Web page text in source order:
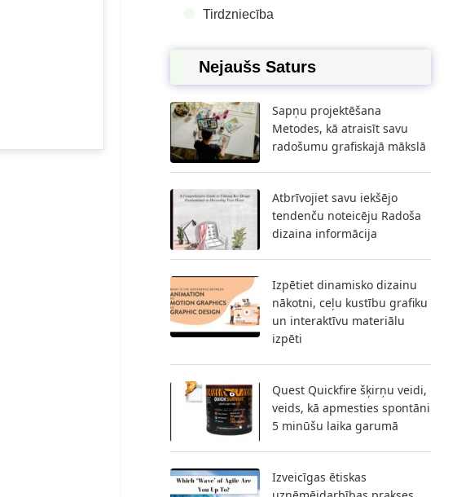
Tirdzniecība
Nejaušs Saturs
Sapņu projektēšana
Metodes, kā atraisīt savu
radošumu grafiskajā mākslā
Atbrīvojiet savu iekšējo
tendenču noteicēju Radoša
dizaina informācija
Izpētiet dinamisko dizainu
nākotni, ceļu kustību grafiku
un interaktīvu materiālu
izpēti
Quest Quickfire šķirņu veidi,
veids, kā apmesties spontāni
5 minūšu laika garumā
Izveicīgas ētiskas